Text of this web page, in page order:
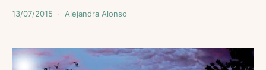
13/07/2015 Alejandra Alonso